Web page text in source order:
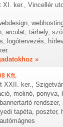
XI. ker., Vincellér
arculat, tárhely,
logótervezés,
»
Kft.
XXII. ker.,
molinó, ponyva,
rendszer,
tapéta, poszter,